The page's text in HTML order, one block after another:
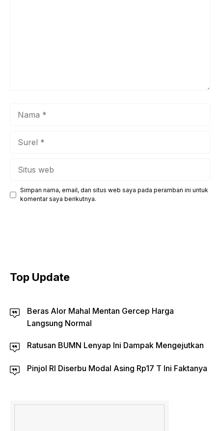
Simpan nama, email, dan situs web saya pada peramban ini untuk
komentar saya berikutnya.
Top Update
Beras Alor Mahal Mentan Gercep Harga
Langsung Normal
Ratusan BUMN Lenyap Ini Dampak Mengejutkan
Pinjol RI Diserbu Modal Asing Rp17 T Ini Faktanya